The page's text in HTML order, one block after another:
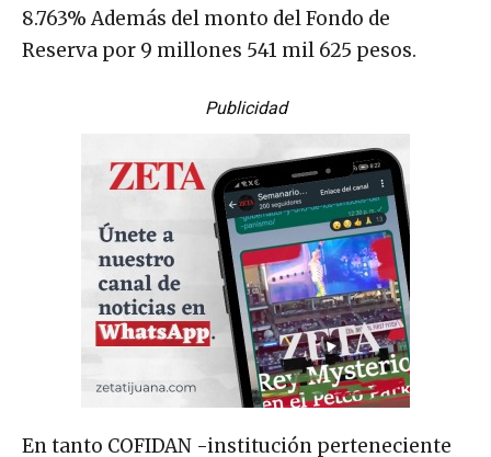
8.763% Además del monto del Fondo de
Reserva por 9 millones 541 mil 625 pesos.
Publicidad
En tanto COFIDAN -institución perteneciente